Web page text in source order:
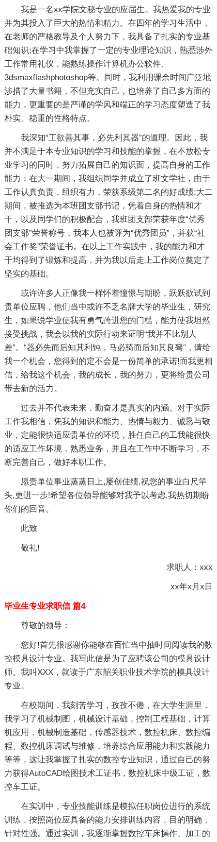
我是一名xx学院文秘专业的应届生。我热爱我的专业
并为其投入了巨大的热情和精力。在四年的学习生活中，
在老师的严格教导及个人努力下，我具备了扎实的专业基
础知识;在学习中我掌握了一定的专业理论知识，熟悉涉外
工作常用礼仪，能熟练操作计算机办公软件、
3dsmaxflashphotoshop等。同时，我利用课余时间广泛地
涉措了大量书籍，不但充实自己，也培养了自己多方面的
能力，更重要的是严谨的学风和端正的学习态度塑造了我
朴实、稳重的性格特点。
我深知“工欲善其事，必先利其器”的道理。因此，我
并不满足于本专业知识的学习和技能的掌握，在不放松专
业学习的同时，努力拓展自己的知识面，提高自身的工作
能力：在大一期间，我组织同学并成立了班文学社，由于
工作认真负责，组织有力，荣获系级第二名的好成绩;大二
期间，被推选为本班团支部书记，凭着自身的热情和才
干，以及同学们的积极配合，我班团支部荣获年度“优秀
团支部”荣誉称号，我本人也被评为“优秀团员”，并获“社
会工作奖”荣誉证书。在以上工作实践中，我的能力和才
干均得到了锻炼和提高，并为我以后走上工作岗位奠定了
坚实的基础。
或许许多人正像我一样怀着憧憬与期盼，跃跃欲试到
贵单位应聘，他们当中或许不乏名牌大学的毕业生，研究
生，如果说学业使我有勇气跨进您的门槛，能力使我坦然
接受挑战，我会以我的实际行动来证明“我并不比别人
差”。“器必先而后知其利钝，马必骑而后知其良驽”，请给
我一个机会，您得到的定不会是一份简单的承诺!而我更相
信，给我这个机会，我的成长，我的努力，更将给贵公司
带去新的活力。
过去并不代表未来，勤奋才是真实的内涵。对于实际
工作我相信，凭我的知识和能力、热情与毅力、诚恳与敬
业，定能很快适应贵单位的环境，胜任自己的工我能很快
的适应工作坏境，熟悉业务，并且在工作中不断学习，不
断完善自己，做好本职工作。
愿贵单位事业蒸蒸日上,屡创佳绩,祝您的事业白尺竿
头,更进一步!希望各位领导能够对我予以考虑,我热切期盼
你们的回音。
此致
敬礼!
求职人：xxx
xx年x月x日
毕业生专业求职信 篇4
尊敬的领导：
您好!首先很感谢你能够在百忙当中抽时间阅读我的数
控模具设计专业。我写此信是为了应聘该公司的模具设计
师。我叫XXX，就读于广东韶关职业技术学院的模具设计
专业。
在校期间，我刻苦学习，孜孜不倦，在大学生涯里，
我学习了机械制图，机械设计基础，控制工程基础，计算
机应用，机械制造基础，传感器技术，数控机床、数控编
程、数控机床调试与维修，培养综合应用能力和实践能力
等等，这让我掌握了扎实的数控专业知识，通过自己的努
力获得AutoCAD绘图技术工证书，数控机床中级工证，数
控车工证。
在实训中，专业技能训练是模拟任职岗位进行的系统
训练，按照岗位应具备的能力安排训练内容，目的明确，
针对性强。通过实训，我逐渐掌握数控车床操作、加工的